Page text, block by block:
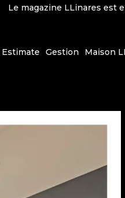
Le magazine LLinares est
Estimate Gestion Maison